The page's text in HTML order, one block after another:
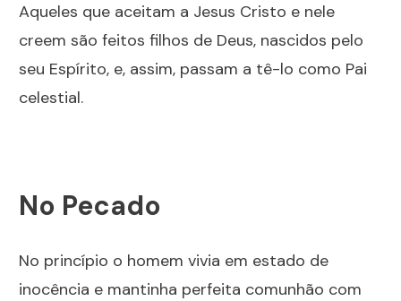
Aqueles que aceitam a Jesus Cristo e nele
creem são feitos filhos de Deus, nascidos pelo
seu Espírito, e, assim, passam a tê-lo como Pai
celestial.
No Pecado
No princípio o homem vivia em estado de
inocência e mantinha perfeita comunhão com